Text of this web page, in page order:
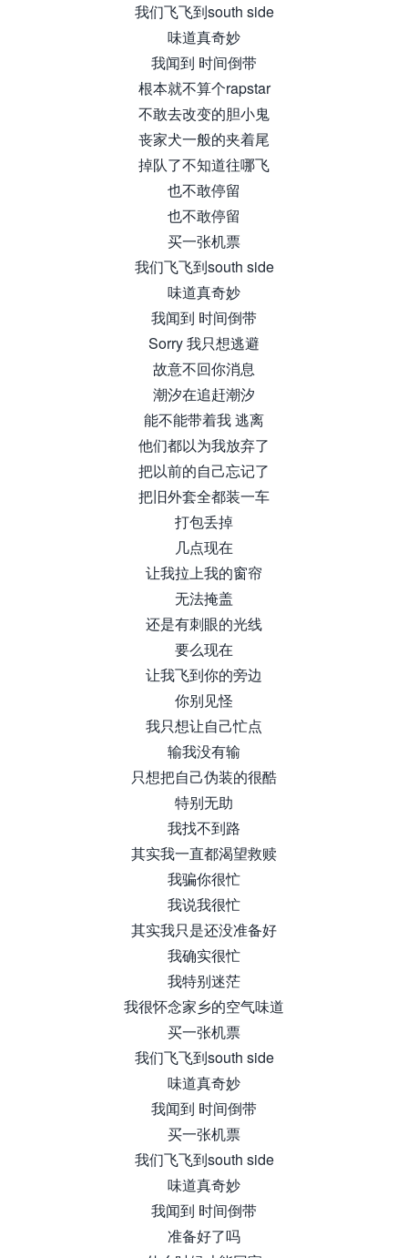
我们飞飞到south side
味道真奇妙
我闻到 时间倒带
根本就不算个rapstar
不敢去改变的胆小鬼
丧家犬一般的夹着尾
掉队了不知道往哪飞
也不敢停留
也不敢停留
买一张机票
我们飞飞到south side
味道真奇妙
我闻到 时间倒带
Sorry 我只想逃避
故意不回你消息
潮汐在追赶潮汐
能不能带着我 逃离
他们都以为我放弃了
把以前的自己忘记了
把旧外套全都装一车
打包丢掉
几点现在
让我拉上我的窗帘
无法掩盖
还是有刺眼的光线
要么现在
让我飞到你的旁边
你别见怪
我只想让自己忙点
输我没有输
只想把自己伪装的很酷
特别无助
我找不到路
其实我一直都渴望救赎
我骗你很忙
我说我很忙
其实我只是还没准备好
我确实很忙
我特别迷茫
我很怀念家乡的空气味道
买一张机票
我们飞飞到south side
味道真奇妙
我闻到 时间倒带
买一张机票
我们飞飞到south side
味道真奇妙
我闻到 时间倒带
准备好了吗